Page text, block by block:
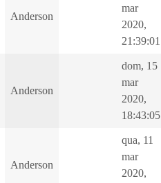
Anderson
mar
2020,
21:39:01
Anderson
dom, 15
mar
2020,
18:43:05
Anderson
qua, 11
mar
2020,